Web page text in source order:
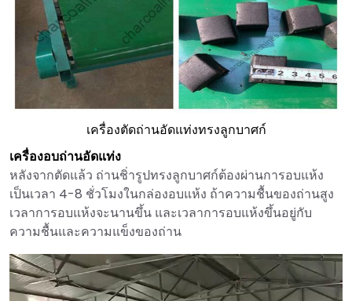
เครื่องตัดถ่านอัดแท่งทรงลูกบาศก์
เครื่องอบถ่านอัดแท่ง
หลังจากตัดแล้ว ถ่านชิ่ารูปทรงลูกบาศก์ต้องผ่านการอบแห้ง
เป็นเวลา 4-8 ชั่วโมงในกล่องอบแห้ง ถ้าความชื้นของถ่านสูง
เวลาการอบแห้งจะนานขึ้น และเวลาการอบแห้งขึ้นอยู่กับ
ความชื้นและความแข็งของถ่าน